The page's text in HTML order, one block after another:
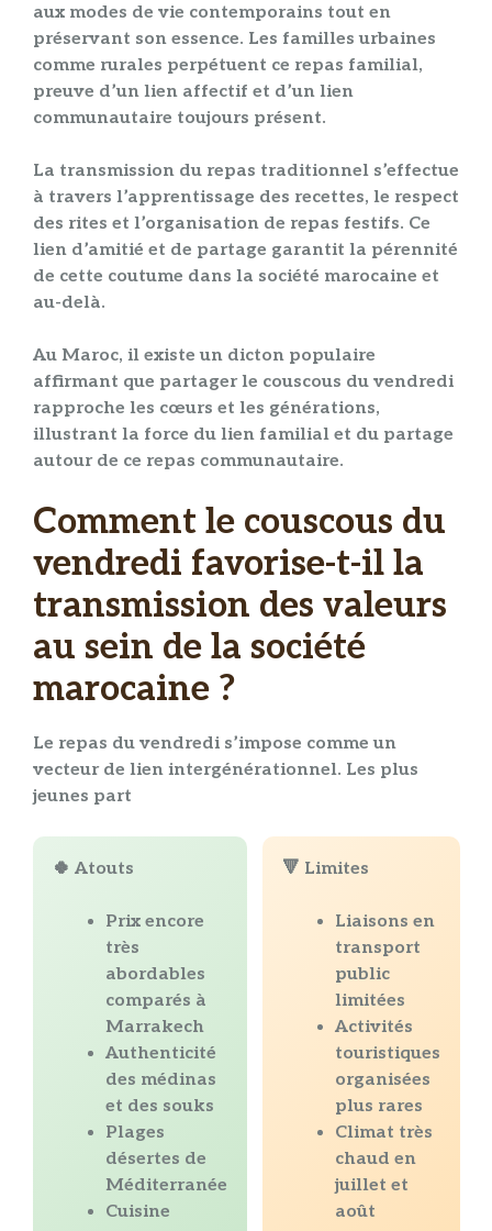
aux modes de vie contemporains tout en
préservant son essence. Les familles urbaines
comme rurales perpétuent ce repas familial,
preuve d’un lien affectif et d’un lien
communautaire toujours présent.
La transmission du repas traditionnel s’effectue
à travers l’apprentissage des recettes, le respect
des rites et l’organisation de repas festifs. Ce
lien d’amitié et de partage garantit la pérennité
de cette coutume dans la société marocaine et
au-delà.
Au Maroc, il existe un dicton populaire
affirmant que partager le couscous du vendredi
rapproche les cœurs et les générations,
illustrant la force du lien familial et du partage
autour de ce repas communautaire.
Comment le couscous du
vendredi favorise-t-il la
transmission des valeurs
au sein de la société
marocaine ?
Le repas du vendredi s’impose comme un
vecteur de lien intergénérationnel. Les plus
jeunes part
🍀 Atouts
Prix encore
très
abordables
comparés à
Marrakech
Authenticité
des médinas
et des souks
Plages
désertes de
Méditerranée
Cuisine
🔻 Limites
Liaisons en
transport
public
limitées
Activités
touristiques
organisées
plus rares
Climat très
chaud en
juillet et
août